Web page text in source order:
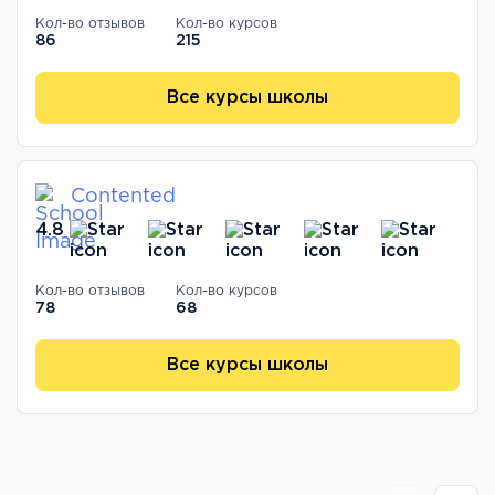
Кол-во отзывов
86
Кол-во курсов
215
Все курсы школы
Contented
4.8
Кол-во отзывов
78
Кол-во курсов
68
Все курсы школы